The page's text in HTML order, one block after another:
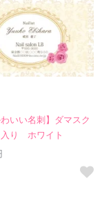
わいい名刺】ダマスク
り ホワイト